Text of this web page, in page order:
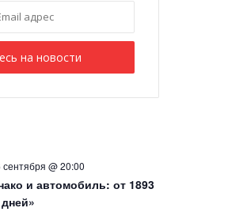
сентября @ 20:00
и автомобиль: от 1893